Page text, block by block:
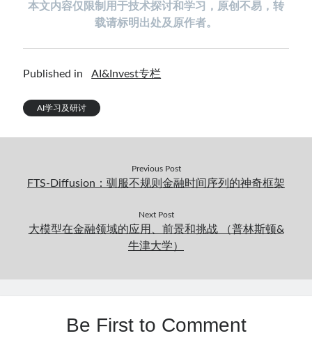
本文内容仅限制用于技术探讨和学习，原创不易，转
载请标明出处及原作者。
Published in AI&Invest专栏
AI学习及研讨
Previous Post
FTS-Diffusion：驯服不规则金融时间序列的神奇框架
Next Post
大模型在金融领域的应用、前景和挑战 （普林斯顿&
牛津大学）
Be First to Comment